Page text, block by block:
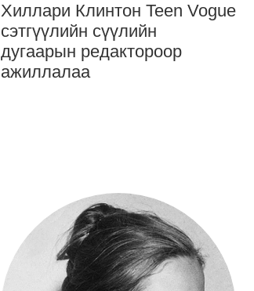
Хиллари Клинтон Teen Vogue
сэтгүүлийн сүүлийн
дугаарын редактороор
ажиллалаа